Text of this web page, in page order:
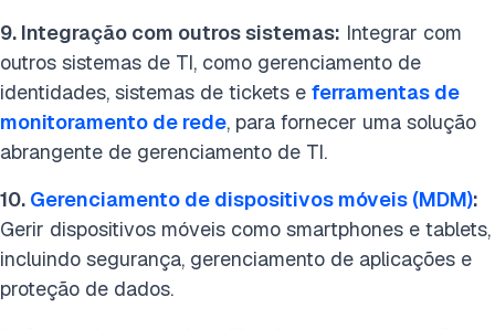
9. Integração com outros sistemas: Integrar com
outros sistemas de TI, como gerenciamento de
identidades, sistemas de tickets e ferramentas de
monitoramento de rede, para fornecer uma solução
abrangente de gerenciamento de TI.
10. Gerenciamento de dispositivos móveis (MDM):
Gerir dispositivos móveis como smartphones e tablets,
incluindo segurança, gerenciamento de aplicações e
proteção de dados.